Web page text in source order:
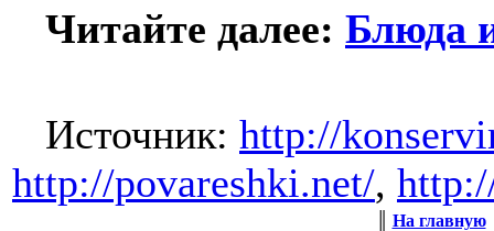
Читайте далее: Блюда
Источник: http://
http://povareshki.net/,
На главную